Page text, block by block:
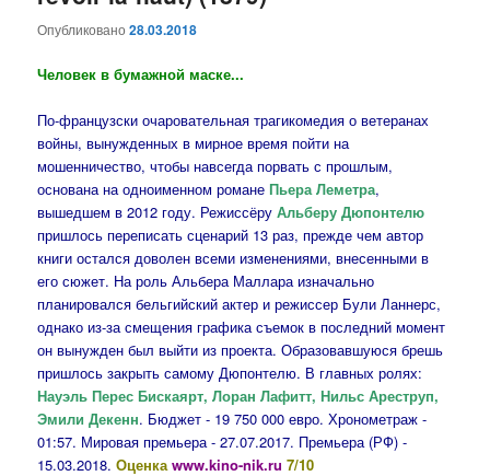
Опубликовано28.03.2018
Человек в бумажной маске...
По-французски очаровательная трагикомедия о ветеранах
войны, вынужденных в мирное время пойти на
мошенничество, чтобы навсегда порвать с прошлым,
основана на одноименном романеПьера Леметра,
вышедшем в 2012 году. Режиссёру Альберу Дюпонтелю
пришлось переписать сценарий 13 раз, прежде чем автор
книги остался доволен всеми изменениями, внесенными в
его сюжет. На роль Альбера Маллара изначально
планировался бельгийский актер и режиссер Були Ланнерс,
однако из-за смещения графика съемок в последний момент
он вынужден был выйти из проекта. Образовавшуюся брешь
пришлось закрыть самому Дюпонтелю. В главных ролях:
Науэль Перес Бискаярт, Лоран Лафитт, Нильс Ареструп,
Эмили Декенн. Бюджет - 19 750 000 евро. Хронометраж -
01:57. Мировая премьера - 27.07.2017. Премьера (РФ) -
15.03.2018.Оценкаwww.kino-nik.ru 7/10